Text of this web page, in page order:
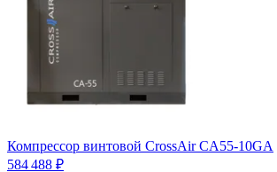
Компрессор винтовой CrossAir CA55-10GA
584 488 ₽